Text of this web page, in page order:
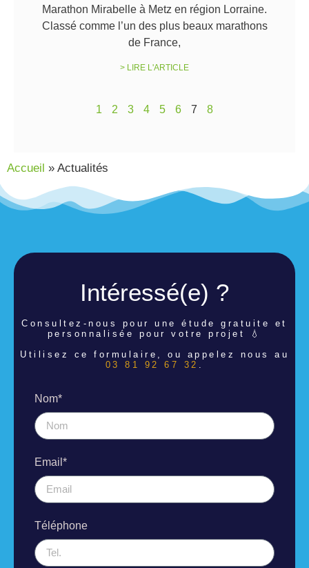
Marathon Mirabelle à Metz en région Lorraine.
Classé comme l’un des plus beaux marathons
de France,
> LIRE L'ARTICLE
1 2 3 4 5 6 7 8
Accueil » Actualités
Intéressé(e) ?
Consultez-nous pour une étudegratuite et
personnalisée pour votre projet 💧
Utilisez ce formulaire, ou appelez nous au
03 81 92 67 32
Nom*
Email*
Téléphone